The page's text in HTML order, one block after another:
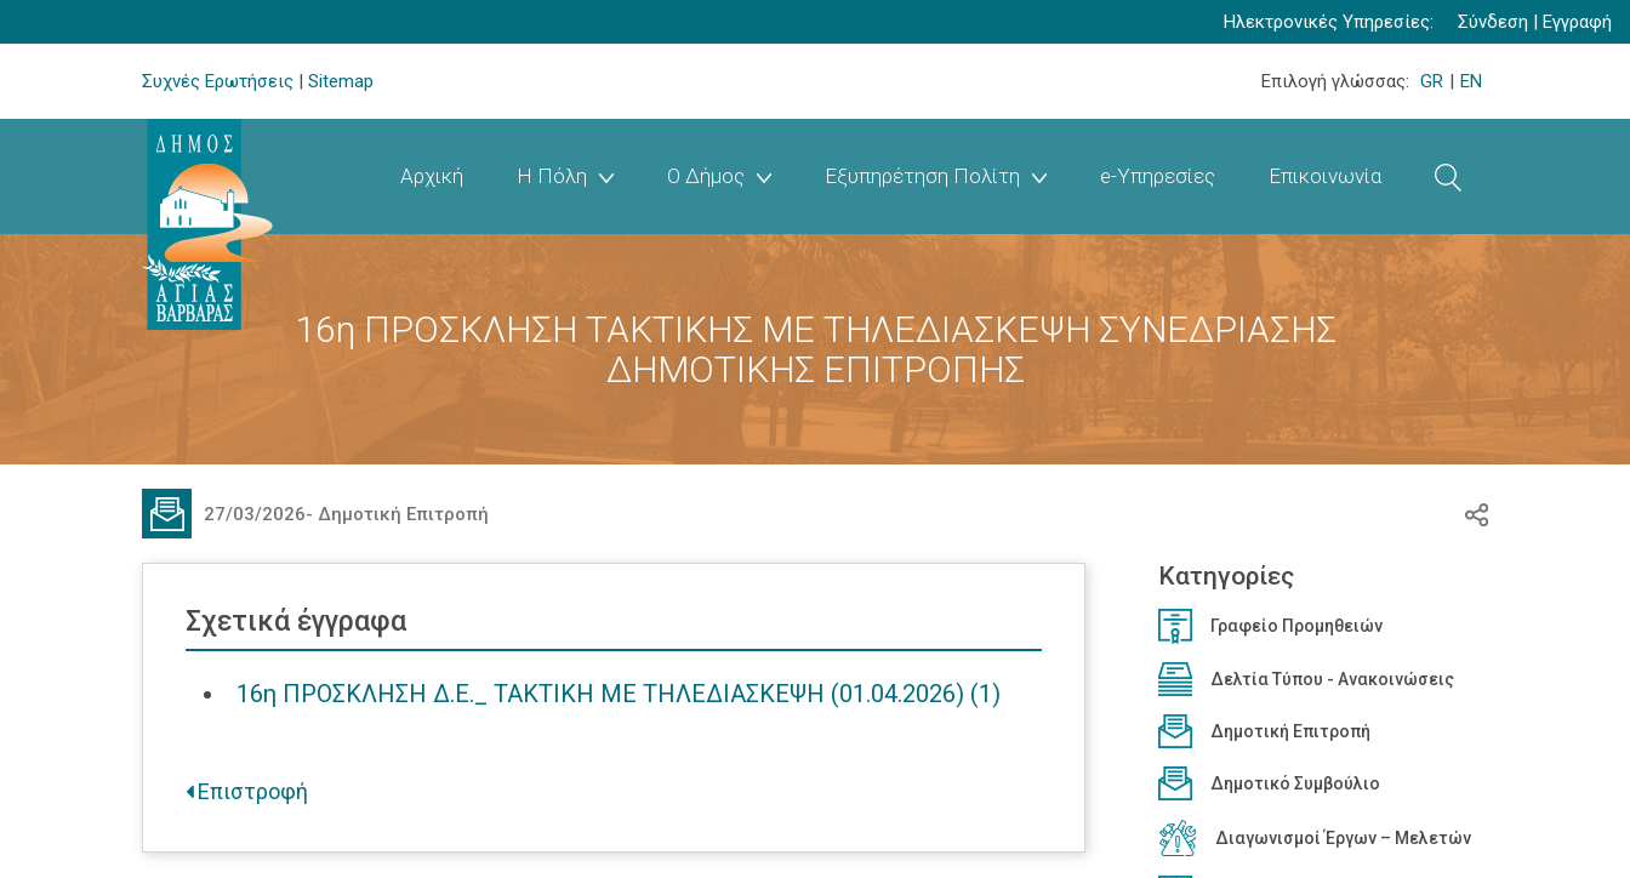
Ηλεκτρονικές Υπηρεσίες: Σύνδεση | Εγγραφή
Συχνές Ερωτήσεις | Sitemap Επιλογή γλώσσας: GR | EN
Αρχική Η Πόλη Ο Δήμος Εξυπηρέτηση Πολίτη e-Υπηρεσίες Επικοινωνία
16η ΠΡΟΣΚΛΗΣΗ ΤΑΚΤΙΚΗΣ ΜΕ ΤΗΛΕΔΙΑΣΚΕΨΗ ΣΥΝΕΔΡΙΑΣΗΣ
ΔΗΜΟΤΙΚΗΣ ΕΠΙΤΡΟΠΗΣ
27/03/2026- Δημοτική Επιτροπή
Σχετικά έγγραφα
16η ΠΡΟΣΚΛΗΣΗ Δ.Ε._ ΤΑΚΤΙΚΗ ΜΕ ΤΗΛΕΔΙΑΣΚΕΨΗ (01.04.2026) (1)
Επιστροφή
Κατηγορίες
Γραφείο Προμηθειών
Δελτία Τύπου - Ανακοινώσεις
Δημοτική Επιτροπή
Δημοτικό Συμβούλιο
Διαγωνισμοί Έργων – Μελετών